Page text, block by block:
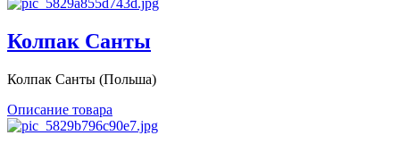
Колпак Санты
Колпак Санты (Польша)
Описание товара